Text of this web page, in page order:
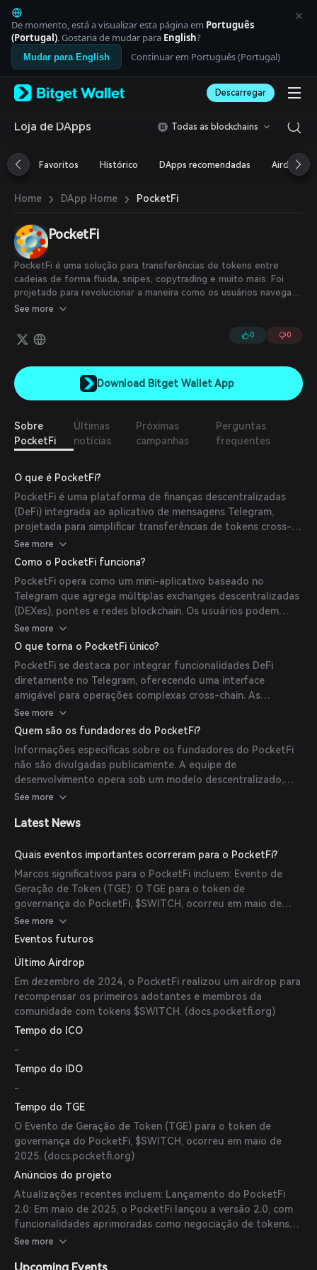
English
日本語
Tiếng Việt
Русский
Español (Latinoamérica)
Italiano
Deutsch
繁體中文
Português (Portugal)
ภาษาไทย
العربية
বাংলা
Español
Português (Brasil)
Español (Argentina)
De momento, está a visualizar esta página em Português
(Portugal). Gostaria de mudar para English?
Mudar para English Continuar em Português (Portugal)
Descarregar
Loja de DApps Todas as blockchains
Favoritos Histórico DApps recomendadas Airdrop
Home › DApp Home › PocketFi
PocketFi
PocketFi é uma solução para transferências de tokens entre
cadeias de forma fluida, snipes, copytrading e muito mais. Foi
projetado para revolucionar a maneira como os usuários navegam
no mundo das finanças descentralizadas no Telegram, como um
ampla variedade de exchanges descentralizadas (DEXes), pontes
inovadoras, tudo encapsulado em um único bot amigável,
sinergia de tecnologias permite aos usuários ter controle total,
iniciar trocas de tokens, lucrar com oportunidades de sniping e
gerenciar várias carteiras.
See more
0 0
Download Bitget Wallet App
Sobre
PocketFi
Últimas
notícias
Próximas
campanhas
Perguntas
frequentes
O que é PocketFi?
PocketFi é uma plataforma de finanças descentralizadas
(DeFi) integrada ao aplicativo de mensagens Telegram,
projetada para simplificar transferências de tokens cross-
chain, trocas, sniping e copy trading. Aproveitando a
funcionalidade Mini-App do Telegram, o PocketFi oferece
em atividades DeFi diretamente na interface do Telegram.
(docs.pocketfi.org)
See more
Como o PocketFi funciona?
PocketFi opera como um mini-aplicativo baseado no
Telegram que agrega múltiplas exchanges descentralizadas
(DEXes), pontes e redes blockchain. Os usuários podem
realizar trocas de tokens, gerenciar várias carteiras e
executar transações cross-chain sem sair do app do
Telegram. A plataforma utiliza roteamento inteligente para
fornecer caminhos ótimos para transações, garantindo
mínima derrapagem e negociação eficiente.
(docs.pocketfi.org)
See more
O que torna o PocketFi único?
PocketFi se destaca por integrar funcionalidades DeFi
diretamente no Telegram, oferecendo uma interface
amigável para operações complexas cross-chain. As
principais características incluem: Transferências de Tokens
Cross-Chain: Troque tokens facilmente entre diferentes
traders experientes para otimizar estratégias de
investimento. Oportunidades de Sniping: Aproveite
movimentos rápidos do mercado com compras de tokens
oportunas. Gerenciamento Multi-Carteira: Gerencie
plataforma. (docs.pocketfi.org
See more
Quem são os fundadores do PocketFi?
Informações específicas sobre os fundadores do PocketFi
não são divulgadas publicamente. A equipe de
desenvolvimento opera sob um modelo descentralizado,
focado em iniciativas e governança orientadas pela
See more
Latest News
Quais eventos importantes ocorreram para o PocketFi?
Marcos significativos para o PocketFi incluem: Evento de
Geração de Token (TGE): O TGE para o token de
governança do PocketFi, $SWITCH, ocorreu em maio de
2025, marcando o lançamento oficial do token. Listagem em
Exchange: Após o TGE, $SWITCH foi listado na exchange
aumentando sua acessibilidade e liquidez. Campanha de
Airdrop: Em dezembro de 2024, o PocketFi realizou um
airdrop para recompensar os primeiros adotantes e
membros da comunidade com tokens $SWITCH,
(docs.pocketfi.org
See more
Eventos futuros
Último Airdrop
Em dezembro de 2024, o PocketFi realizou um airdrop para
recompensar os primeiros adotantes e membros da
comunidade com tokens $SWITCH. (docs.pocketfi.org)
Tempo do ICO
-
Tempo do IDO
-
Tempo do TGE
O Evento de Geração de Token (TGE) para o token de
governança do PocketFi, $SWITCH, ocorreu em maio de
2025. (docs.pocketfi.org)
Anúncios do projeto
Atualizações recentes incluem: Lançamento do PocketFi
2.0: Em maio de 2025, o PocketFi lançou a versão 2.0, com
funcionalidades aprimoradas como negociação de tokens
Solana via TON Connect, trocas sem gás e um recurso
See more